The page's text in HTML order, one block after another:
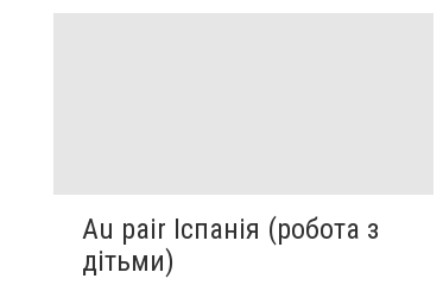
Au pair Іспанія (робота з
дітьми)